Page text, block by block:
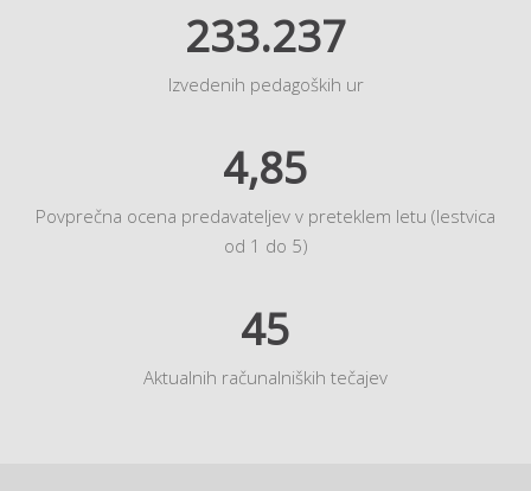
233.237
Izvedenih pedagoških ur
4,85
Povprečna ocena predavateljev v preteklem letu (lestvica
od 1 do 5)
45
Aktualnih računalniških tečajev